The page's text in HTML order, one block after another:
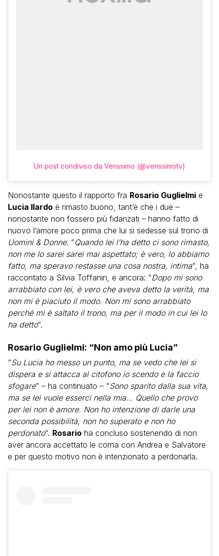
Un post condiviso da Verissimo (@verissimotv)
Nonostante questo il rapporto fra Rosario Guglielmi e
Lucia Ilardo è rimasto buono, tant’è che i due –
nonostante non fossero più fidanzati – hanno fatto di
nuovo l’amore poco prima che lui si sedesse sul trono di
Uomini & Donne. “Quando lei l’ha detto ci sono rimasto,
non me lo sarei sarei mai aspettato; è vero, lo abbiamo
fatto, ma speravo restasse una cosa nostra, intima“, ha
raccontato a Silvia Toffanin, e ancora: “Dopo mi sono
arrabbiato con lei, è vero che aveva detto la verità, ma
non mi è piaciuto il modo. Non mi sono arrabbiato
perché mi è saltato il trono, ma per il modo in cui lei lo
ha detto“.
Rosario Guglielmi: “Non amo più Lucia”
“Su Lucia ho messo un punto, ma se vedo che lei si
dispera e si attacca al citofono io scendo e la faccio
sfogare” – ha continuato – “Sono sparito dalla sua vita,
ma se lei vuole esserci nella mia… Quello che provo
per lei non è amore. Non ho intenzione di darle una
seconda possibilità, non ho superato e non ho
perdonato“. Rosario ha concluso sostenendo di non
aver ancora accettato le corna con Andrea e Salvatore
e per questo motivo non è intenzionato a perdonarla.